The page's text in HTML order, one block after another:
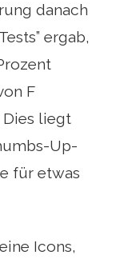
danach
ergab,
F
liegt
Up-
für etwas
Icons,